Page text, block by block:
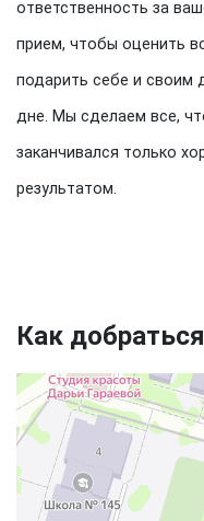
ответственность за
прием, чтобы оценить
подарить себе и своим
дне. Мы сделаем все,
заканчивался только
результатом.
Как добраться